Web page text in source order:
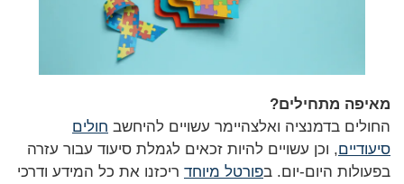
מאיפה מתחילים?
החולים בדמנציה ואלצהיימר עשויים להיחשב חולים
סיעודיים, וכן עשויים להיות זכאים לגמלת סיעוד עבור עזרה
בפעולות היום-יום. בפורטל מיוחד ריכזנו את כל המידע ודרכי